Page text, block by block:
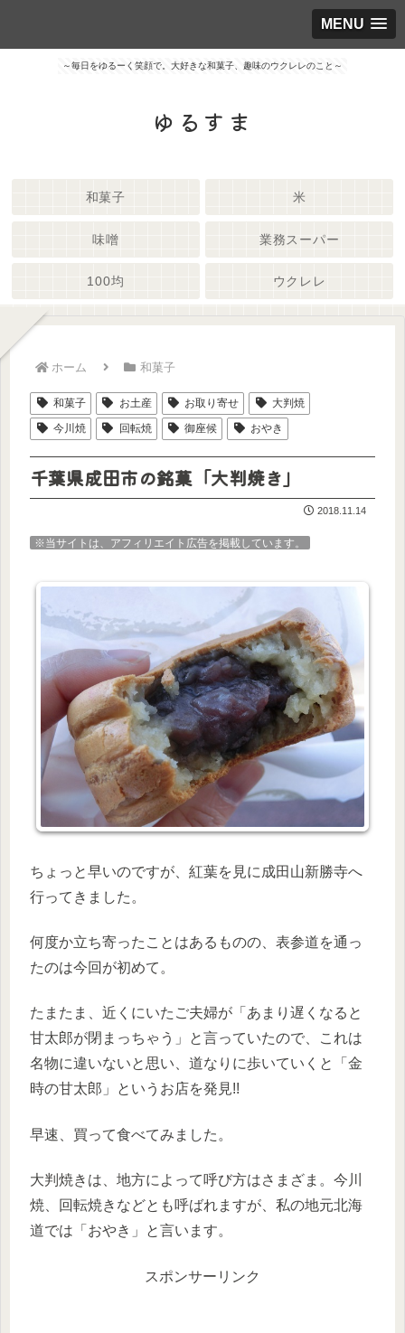
MENU
～毎日をゆるーく笑顔で。大好きな和菓子、趣味のウクレレのこと～
ゆるすま
和菓子 米
味噌 業務スーパー
100均 ウクレレ
ホーム 和菓子
和菓子 お土産 お取り寄せ
大判焼
今川焼
回転焼 御座候 おやき
千葉県成田市の銘菓「大判焼き」
2018.11.14
※当サイトは、アフィリエイト広告を掲載しています。
ちょっと早いのですが、紅葉を見に成田山新勝寺へ
行ってきました。
何度か立ち寄ったことはあるものの、表参道を通っ
たのは今回が初めて。
たまたま、近くにいたご夫婦が「あまり遅くなると
甘太郎が閉まっちゃう」と言っていたので、これは
名物に違いないと思い、道なりに歩いていくと「金
時の甘太郎」というお店を発見!!
早速、買って食べてみました。
大判焼きは、地方によって呼び方はさまざま。今川
焼、回転焼きなどとも呼ばれますが、私の地元北海
道では「おやき」と言います。
スポンサーリンク